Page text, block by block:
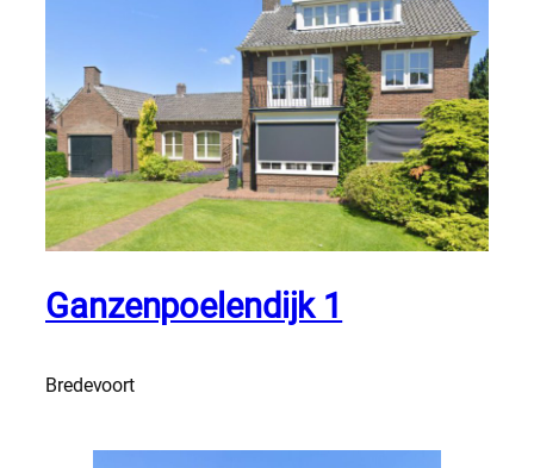
Ganzenpoelendijk 1
Bredevoort